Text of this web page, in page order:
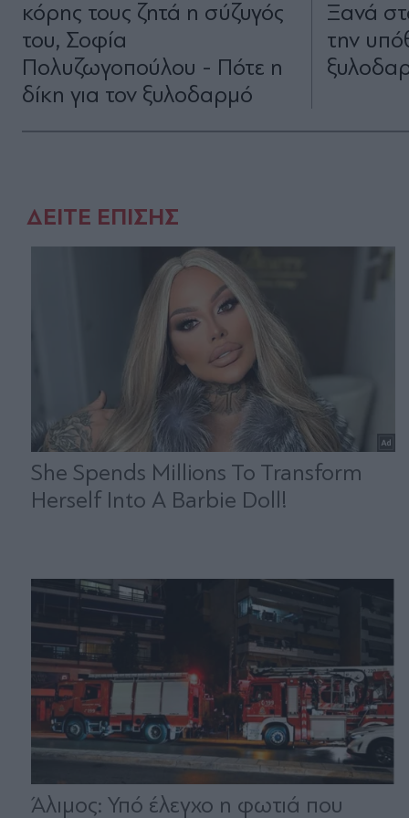
κόρης τους ζητά η σύζυγός
του, Σοφία
Πολυζωγοπούλου - Πότε η
δίκη για τον ξυλοδαρμό
Ξανά
την